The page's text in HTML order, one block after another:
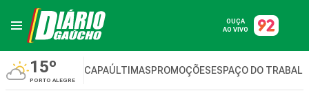
OUÇA
AO VIVO
15º
PORTO ALEGRE
CAPAÚLTIMASPROMOÇÕESESPAÇO DO